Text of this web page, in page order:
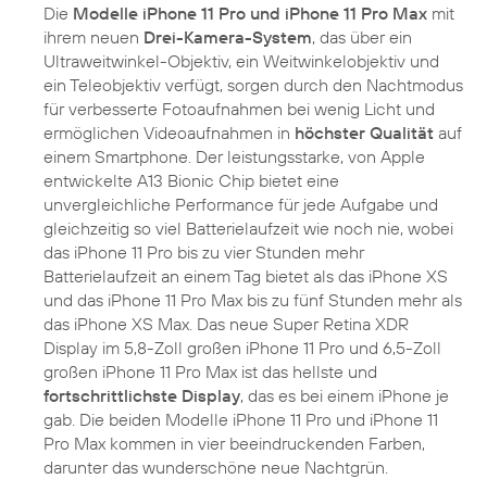
Die Modelle iPhone 11 Pro und iPhone 11 Pro Max mit
ihrem neuen Drei-Kamera-System, das über ein
Ultraweitwinkel-Objektiv, ein Weitwinkelobjektiv und
ein Teleobjektiv verfügt, sorgen durch den Nachtmodus
für verbesserte Fotoaufnahmen bei wenig Licht und
ermöglichen Videoaufnahmen in höchster Qualität auf
einem Smartphone. Der leistungsstarke, von Apple
entwickelte A13 Bionic Chip bietet eine
unvergleichliche Performance für jede Aufgabe und
gleichzeitig so viel Batterielaufzeit wie noch nie, wobei
das iPhone 11 Pro bis zu vier Stunden mehr
Batterielaufzeit an einem Tag bietet als das iPhone XS
und das iPhone 11 Pro Max bis zu fünf Stunden mehr als
das iPhone XS Max. Das neue Super Retina XDR
Display im 5,8-Zoll großen iPhone 11 Pro und 6,5-Zoll
großen iPhone 11 Pro Max ist das hellste und
fortschrittlichste Display, das es bei einem iPhone je
gab. Die beiden Modelle iPhone 11 Pro und iPhone 11
Pro Max kommen in vier beeindruckenden Farben,
darunter das wunderschöne neue Nachtgrün.